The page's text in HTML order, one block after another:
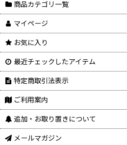
商品カテゴリ一覧
マイページ
お気に入り
最近チェックしたアイテム
特定商取引法表示
ご利用案内
追加・お取り置きについて
メールマガジン